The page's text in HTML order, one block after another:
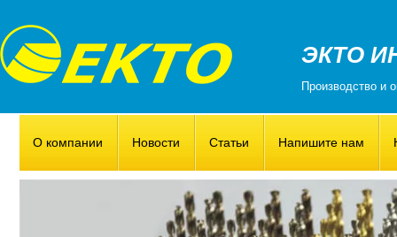
ЭКТО
Производство и
О компании Новости Статьи Напишите нам